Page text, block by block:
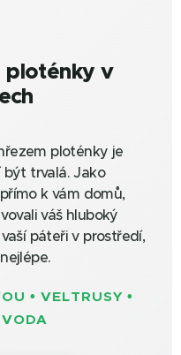
ploténky v
ploténky je
být trvalá. Jako
k vám domů,
váš hluboký
páteři v prostředí,
• VELTRUSY •